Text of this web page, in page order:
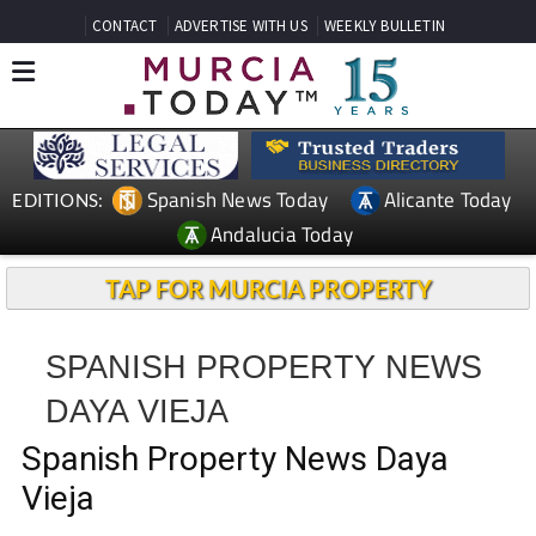
CONTACT ADVERTISE WITH US WEEKLY BULLETIN
EDITIONS: Spanish News Today
Alicante Today
Andalucia Today
TAP FOR MURCIA PROPERTY
SPANISH PROPERTY NEWS
DAYA VIEJA
Spanish Property News Daya
Vieja